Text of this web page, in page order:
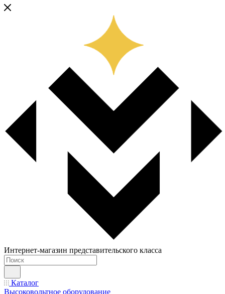
Интернет-магазин представительского класса
Каталог
Высоковольтное оборудование